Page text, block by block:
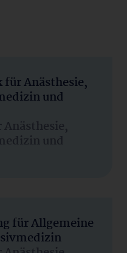
Anästhesie,
und
und
für Allgemeine